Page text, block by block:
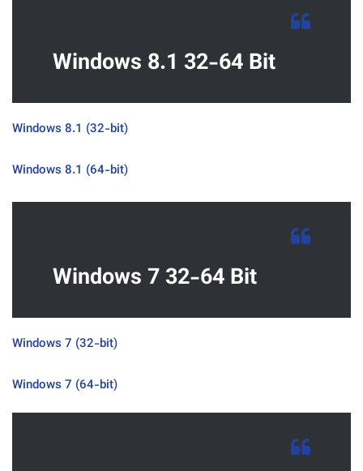
Windows 8.1 32-64 Bit
(Windows 8.1 (32-bit
(Windows 8.1 (64-bit
Windows 7 32-64 Bit
(Windows 7 (32-bit
(Windows 7 (64-bit